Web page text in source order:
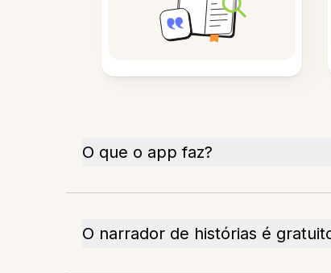
O que o app faz?
O narrador de histórias é